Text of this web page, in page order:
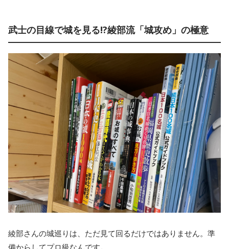
武士の目線で城を見る!?綾部流「城攻め」の極意
綾部さんの城巡りは、ただ見て回るだけではありません。準
備からしてプロ級なんです。